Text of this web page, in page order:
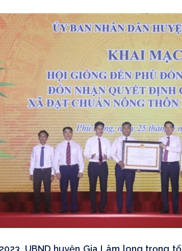
UBND huyện Gia Lâm long trọng